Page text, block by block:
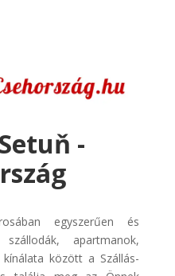
-
egyszerűen és
apartmanok,
között a Szállás-